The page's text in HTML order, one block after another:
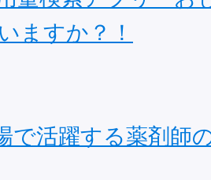
ますか？！
で活躍する薬剤師